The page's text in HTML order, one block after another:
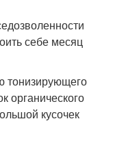
себе месяц
тонизирующего
органического
кусочек